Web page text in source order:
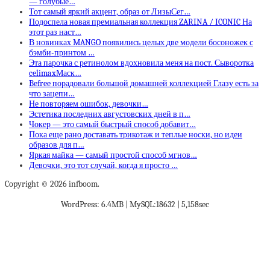
Тот самый яркий акцент, образ от ЛизыСег…
Подоспела новая премиальная коллекция ZARINA / ICONIC На
этот раз наст…
В новинках MANGO появились целых две модели босоножек с
бэмби-принтом …
Эта парочка с ретинолом вдохновила меня на пост. Сыворотка
celimaxМаск…
Befree порадовали большой домашней коллекцией Глазу есть за
что зацепи…
Не повторяем ошибок, девочки…
Эстетика последних августовских дней в п…
Чокер — это самый быстрый способ добавит…
Пока еще рано доставать трикотаж и теплые носки, но идеи
образов для п…
Яркая майка — самый простой способ мгнов…
Девочки, это тот случай, когда я просто …
Copyright © 2026 infboom.
WordPress: 6.4MB | MySQL:18632 | 5,158sec